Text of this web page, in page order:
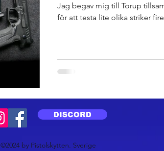
Jag begav mig till Torup
för att testa lite olika striker
DISCORD
©2024 by Pistolskytten. Sverige